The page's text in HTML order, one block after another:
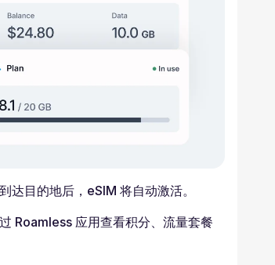
达目的地后，eSIM 将自动激活。
Roamless 应用查看积分、流量套餐